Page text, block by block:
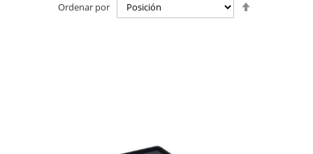
Ordenar por